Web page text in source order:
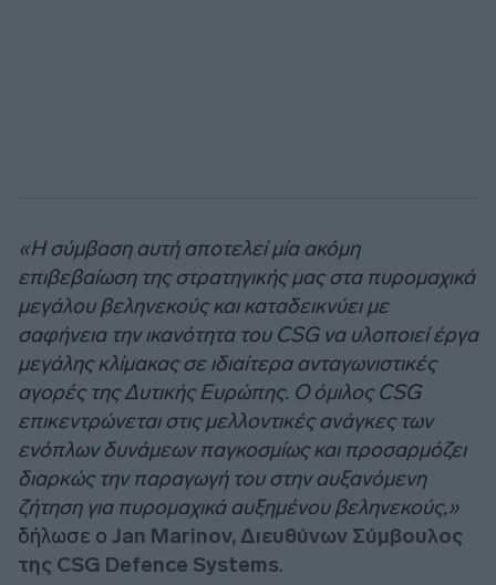
«Η σύμβαση αυτή αποτελεί μία ακόμη
επιβεβαίωση της στρατηγικής μας στα πυρομαχικά
μεγάλου βεληνεκούς και καταδεικνύει με
σαφήνεια την ικανότητα του CSG να υλοποιεί έργα
μεγάλης κλίμακας σε ιδιαίτερα ανταγωνιστικές
αγορές της Δυτικής Ευρώπης. Ο όμιλος CSG
επικεντρώνεται στις μελλοντικές ανάγκες των
ενόπλων δυνάμεων παγκοσμίως και προσαρμόζει
διαρκώς την παραγωγή του στην αυξανόμενη
ζήτηση για πυρομαχικά αυξημένου βεληνεκούς,»
δήλωσε ο Jan Marinov, Διευθύνων Σύμβουλος
της CSG Defence Systems.